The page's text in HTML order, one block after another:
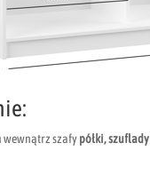
wewnątrz szafypółki, szuflady